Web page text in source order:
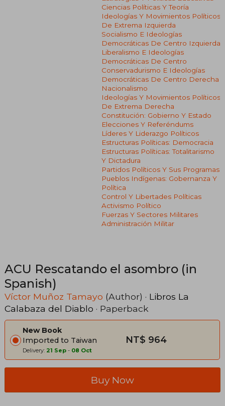
Ciencias Políticas Y Teoría
Ideologías Y Movimientos Políticos
De Extrema Izquierda
Socialismo E Ideologías
Democráticas De Centro Izquierda
Liberalismo E Ideologías
Democráticas De Centro
Conservadurismo E Ideologías
Democráticas De Centro Derecha
Nacionalismo
Ideologías Y Movimientos Políticos
De Extrema Derecha
Constitución: Gobierno Y Estado
Elecciones Y Referéndums
Líderes Y Liderazgo Políticos
Estructuras Políticas: Democracia
Estructuras Políticas: Totalitarismo
Y Dictadura
Partidos Políticos Y Sus Programas
Pueblos Indígenas: Gobernanza Y
Política
Control Y Libertades Políticas
Activismo Político
Fuerzas Y Sectores Militares
Administración Militar
ACU Rescatando el asombro (in
Spanish)
Víctor Muñoz Tamayo (Author) · Libros La
Calabaza del Diablo · Paperback
New Book
Imported to Taiwan
Delivery: 21 Sep - 08 Oct
NT$ 964
Buy Now